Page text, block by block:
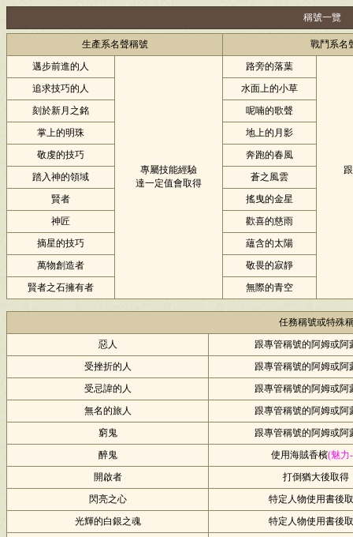
稱號一覽
生產系名聲稱號
戰鬥系名
邁步前進的人
專屬技能經驗
達一定值會取得
路旁的落葉
追求技巧的人
水面上的小草
刻於新月之銘
呢喃的歌聲
掌上的明珠
地上的月影
敬虔的技巧
奔跑的春風
踏入神的領域
蒼之風雲
賢者
搖曳的金星
神匠
歡喜的慈雨
摘星的技巧
蘊含的太陽
萬物創造者
敬畏的寂靜
賢者之石擁有者
無際的青空
任務稱號或特殊
惡人
跟專管稱號的阿姆或阿
受挫折的人
跟專管稱號的阿姆或阿
受忌諱的人
跟專管稱號的阿姆或阿
無名的旅人
跟專管稱號的阿姆或阿
窮鬼
跟專管稱號的阿姆或阿
醉鬼
使用海賊香檳(魅力
開啟者
打倒猶大後取得
閃亮之心
特定人物使用書後
光輝的白銀之魂
特定人物使用書後